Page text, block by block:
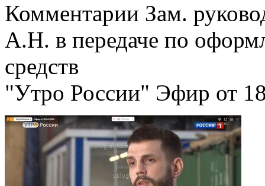
Комментарии Зам.
А.Н. в передаче по
средств
"Утро России" Эфир от